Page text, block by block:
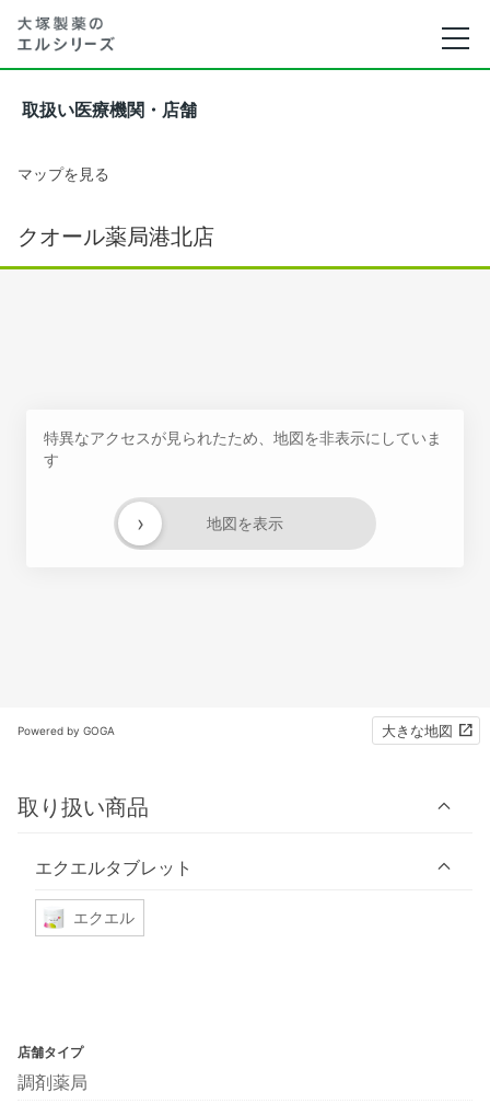
取扱い医療機関・店舗
マップを見る
クオール薬局港北店
特異なアクセスが見られたため、地図を非表示にしていま
す
地図を表示
›
Powered by GOGA 大きな地図
取り扱い商品
エクエルタブレット
エクエル
店舗タイプ
調剤薬局